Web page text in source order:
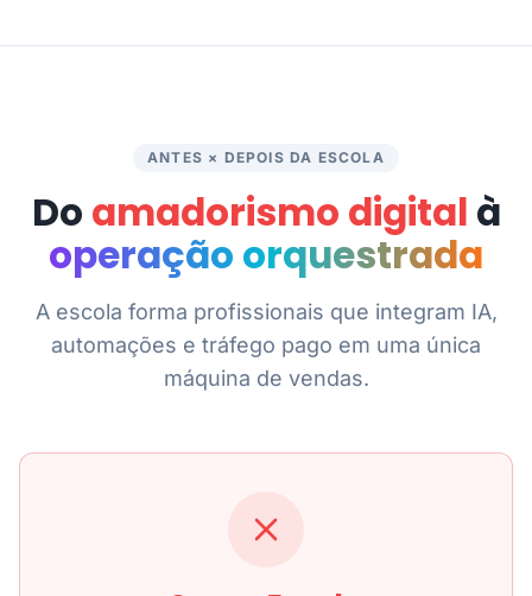
ANTES × DEPOIS DA ESCOLA
Do amadorismo digital à
operação orquestrada
A escola forma profissionais que integram IA,
automações e tráfego pago em uma única
máquina de vendas.